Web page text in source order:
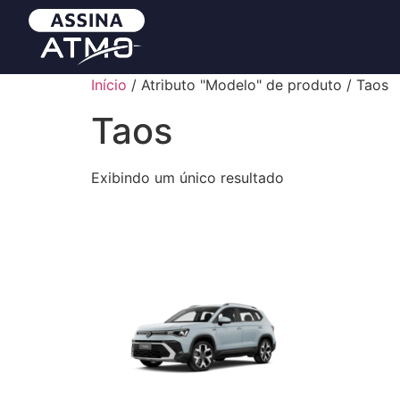
Início / Atributo "Modelo" de produto / Taos
Taos
Exibindo um único resultado